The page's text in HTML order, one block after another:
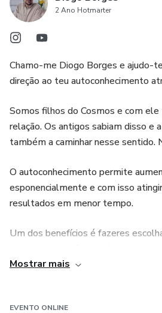
2 Ano Hotmarter
Chamo-me Diogo Borges e ajudo-
direção ao teu autoconhecimento
Somos filhos do Cosmos e com
relação. Os antigos sabiam disso e
também a caminhar nesse sentido.
O autoconhecimento permite
esponencialmente e com isso
resultados em menor tempo.
Um dos benefícios é fazeres
empoderamento são uma
Mostrar mais
EVENTO ONLINE